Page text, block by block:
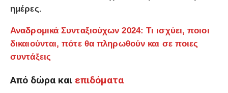
ημέρες.
Αναδρομικά Συνταξιούχων 2024: Τι ισχύει, ποιοι
δικαιούνται, πότε θα πληρωθούν και σε ποιες
συντάξεις
Από δώρα και επιδόματα